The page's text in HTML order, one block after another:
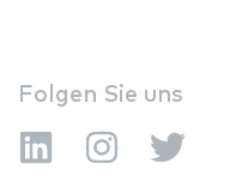
Folgen Sie uns